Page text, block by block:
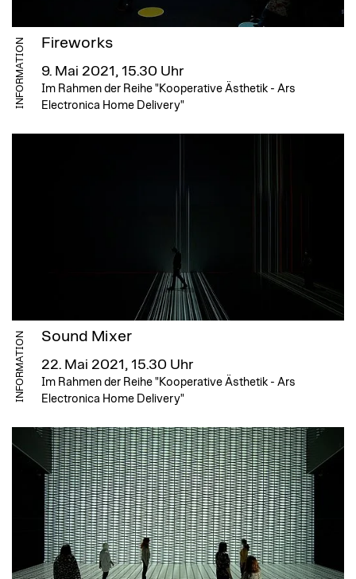
INFORMATION Fireworks
9. Mai 2021, 15.30 Uhr
Im Rahmen der Reihe "Kooperative Ästhetik - Ars
Electronica Home Delivery"
INFORMATION Sound Mixer
22. Mai 2021, 15.30 Uhr
Im Rahmen der Reihe "Kooperative Ästhetik - Ars
Electronica Home Delivery"